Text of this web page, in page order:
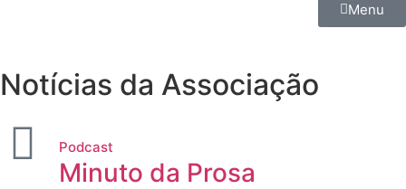
Menu
Notícias da Associação
Podcast
Minuto da Prosa